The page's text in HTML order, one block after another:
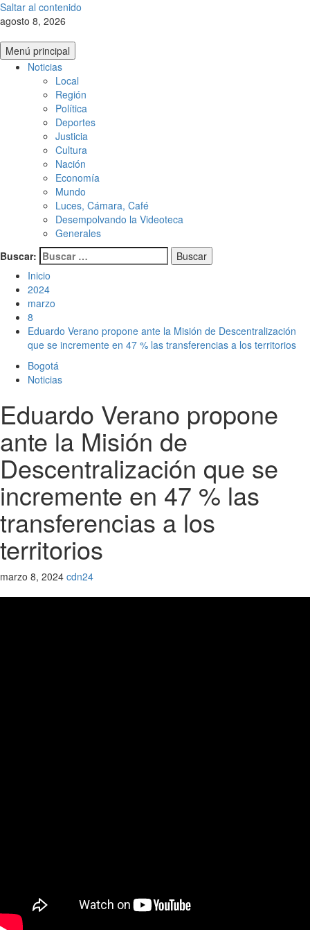
Saltar al contenido
agosto 8, 2026
Menú principal
Noticias
Local
Región
Política
Deportes
Justicia
Cultura
Nación
Economía
Mundo
Luces, Cámara, Café
Desempolvando la Videoteca
Generales
Buscar:
Inicio
2024
marzo
8
Eduardo Verano propone ante la Misión de Descentralización
que se incremente en 47 % las transferencias a los territorios
Bogotá
Noticias
Eduardo Verano propone
ante la Misión de
Descentralización que se
incremente en 47 % las
transferencias a los
territorios
marzo 8, 2024 cdn24